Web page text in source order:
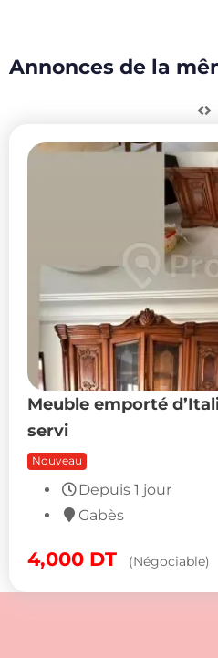
Annonces de la
Meuble emporté
servi
Nouveau
Depuis 1 jour
Gabès
4,000 DT (Négociable)